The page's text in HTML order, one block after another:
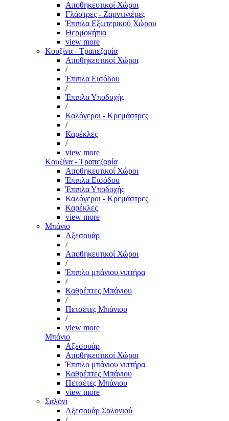
Αποθηκευτικοί Χώροι
Γλάστρες - Ζαρντινιέρες
Έπιπλα Εξωτερικού Χώρου
Θερμοκήπια
view more
Κουζίνα - Τραπεζαρία
Αποθηκευτικοί Χώροι
/
Έπιπλα Εισόδου
/
Έπιπλα Υποδοχής
/
Καλόγεροι - Κρεμάστρες
/
Καρέκλες
/
view more
Κουζίνα - Τραπεζαρία
Αποθηκευτικοί Χώροι
Έπιπλα Εισόδου
Έπιπλα Υποδοχής
Καλόγεροι - Κρεμάστρες
Καρέκλες
view more
Μπάνιο
Αξεσουάρ
/
Αποθηκευτικοί Χώροι
/
Έπιπλο μπάνιου νιπτήρα
/
Καθρέπτες Μπάνιου
/
Πετσέτες Μπάνιου
/
view more
Μπάνιο
Αξεσουάρ
Αποθηκευτικοί Χώροι
Έπιπλο μπάνιου νιπτήρα
Καθρέπτες Μπάνιου
Πετσέτες Μπάνιου
view more
Σαλόνι
Αξεσουάρ Σαλονιού